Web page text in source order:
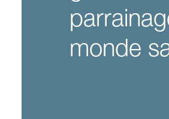
monde